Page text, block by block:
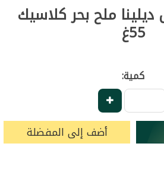
ملح بحر كلاسيك
55غ
كمية:
أضف إلى المفضلة